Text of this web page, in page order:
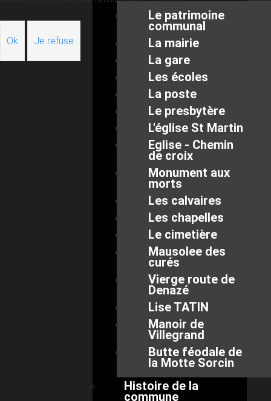
Le patrimoine
communal
La mairie
La gare
Les écoles
La poste
Le presbytère
L'église St Martin
Eglise - Chemin
de croix
Monument aux
morts
Les calvaires
Les chapelles
Le cimetière
Mausolee des
curés
Vierge route de
Denazé
Lise TATIN
Manoir de
Villegrand
Butte féodale de
la Motte Sorcin
Histoire de la
commune
Ok Je refuse